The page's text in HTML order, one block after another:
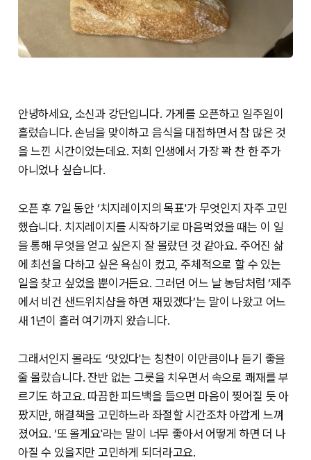
안녕하세요, 소신과 강단입니다. 가게를 오픈하고 일주일이
흘렀습니다. 손님을 맞이하고 음식을 대접하면서 참 많은 것
을 느낀 시간이었는데요. 저희 인생에서 가장 꽉 찬 한 주가
아니었나 싶습니다.
오픈 후 7일 동안 ‘치지레이지의 목표'가 무엇인지 자주 고민
했습니다. 치지레이지를 시작하기로 마음먹었을 때는 이 일
을 통해 무엇을 얻고 싶은지 잘 몰랐던 것 같아요. 주어진 삶
에 최선을 다하고 싶은 욕심이 컸고, 주체적으로 할 수 있는
일을 찾고 싶었을 뿐이거든요. 그러던 어느 날 농담처럼 ‘제주
에서 비건 샌드위치샵을 하면 재밌겠다’는 말이 나왔고 어느
새 1년이 흘러 여기까지 왔습니다.
그래서인지 몰라도 ‘맛있다'는 칭찬이 이만큼이나 듣기 좋을
줄 몰랐습니다. 잔반 없는 그릇을 치우면서 속으로 쾌재를 부
르기도 하고요. 따끔한 피드백을 들으면 마음이 찢어질 듯 아
팠지만, 해결책을 고민하느라 좌절할 시간조차 아깝게 느껴
졌어요. ‘또 올게요'라는 말이 너무 좋아서 어떻게 하면 더 나
아질 수 있을지만 고민하게 되더라고요.